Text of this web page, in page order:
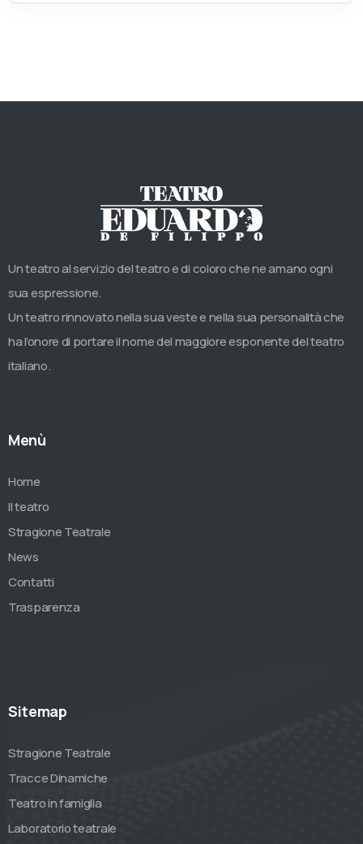
Un teatro al servizio del teatro e di coloro che ne amano ogni
sua espressione.
Un teatro rinnovato nella sua veste e nella sua personalità che
ha l’onore di portare il nome del maggiore esponente del teatro
italiano.
Menù
Home
Il teatro
Stragione Teatrale
News
Contatti
Trasparenza
Sitemap
Stragione Teatrale
Tracce Dinamiche
Teatro in famiglia
Laboratorio teatrale